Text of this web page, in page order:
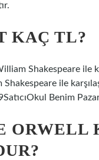
KAÇ TL?
Shakespeare ile
ile
Benim
ORWELL